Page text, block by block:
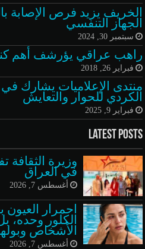
الخريف يزيد فرص الإصابة
الجهاز التنفسي
سبتمبر 30, 2024
راهب عراقي يؤرشف أهم
فبراير 26, 2018
منتدى الإعلاميات يشارك
الكردي للحوار والتعايش
فبراير 9, 2025
Latest Posts
في العراق
أغسطس 7, 2026
احمرار العيون
الكلور
الأشخاص
أغسطس 7, 2026